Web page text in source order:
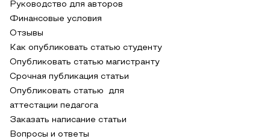
Руководство для авторов
Финансовые условия
Отзывы
Как опубликовать статью студенту
Опубликовать статью магистранту
Срочная публикация статьи
Опубликовать статью для
аттестации педагога
Заказать написание статьи
Вопросы и ответы